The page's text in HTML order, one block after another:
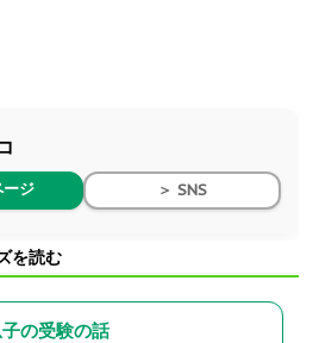
ージ ＞ SNS
を読む
の受験の話